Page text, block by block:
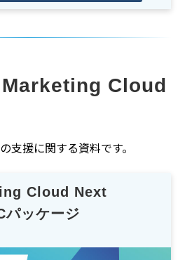
Cloud
援に関する資料です。
Cloud Next
パッケージ